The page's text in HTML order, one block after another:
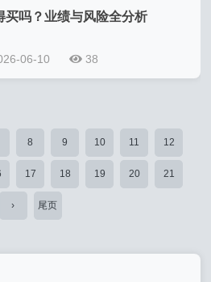
买吗？业绩与风险全分析
06-10 38
8 9 10 11 12
17 18 19 20 21
› 尾页